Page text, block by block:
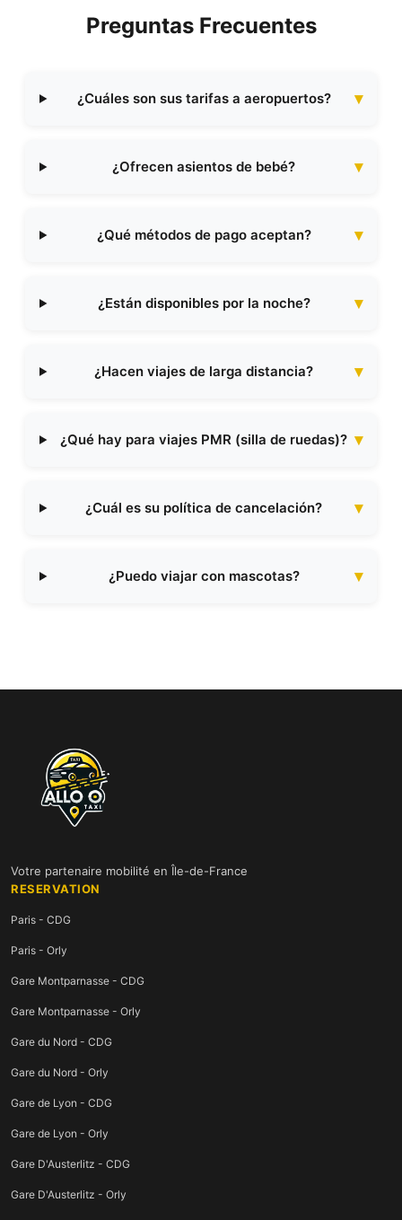
Preguntas Frecuentes
¿Cuáles son sus tarifas a aeropuertos?
¿Ofrecen asientos de bebé?
¿Qué métodos de pago aceptan?
¿Están disponibles por la noche?
¿Hacen viajes de larga distancia?
¿Qué hay para viajes PMR (silla de ruedas)?
¿Cuál es su política de cancelación?
¿Puedo viajar con mascotas?
Votre partenaire mobilité en Île-de-France
RESERVATION
Paris - CDG
Paris - Orly
Gare Montparnasse - CDG
Gare Montparnasse - Orly
Gare du Nord - CDG
Gare du Nord - Orly
Gare de Lyon - CDG
Gare de Lyon - Orly
Gare D'Austerlitz - CDG
Gare D'Austerlitz - Orly